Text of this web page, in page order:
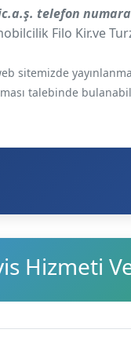
telefon
Filo Kir.ve
sitemizde
talebinde
Hizmeti